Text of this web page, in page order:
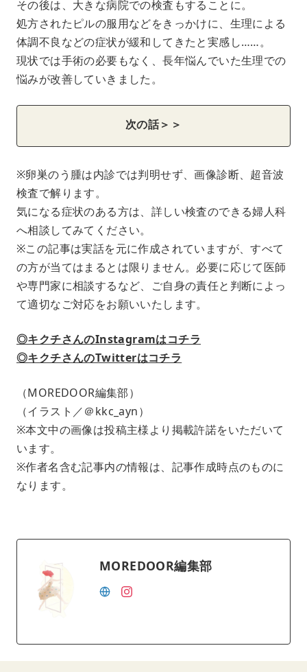
その後は、大きな病院での検査もすることに。
処方されたピルの服用などをきっかけに、生理による
体調不良などの症状が緩和してきたと実感し……。
現状では手術の必要もなく、長年悩んでいた生理での
悩みが改善していきました。
次の話＞＞
※卵巣のう腫は内診では判明せず、画像診断、超音波
検査で解ります。
気になる症状のある方は、詳しい検査のできる婦人科
へ相談してみてください。
※この記事は実話を元に作成されていますが、すべて
の方が当てはまるとは限りません。必要に応じて医師
や専門家に相談するなど、ご自身の責任と判断によっ
て適切なご対応をお願いいたします。
◎キクチさんのInstagramはコチラ
◎キクチさんのTwitterはコチラ
（MOREDOOR編集部）
（イラスト／＠kkc_ayn）
※本文中の画像は投稿主様より掲載許諾をいただいて
います。
※作者名含む記事内の情報は、記事作成時点のものに
なります。
MOREDOOR編集部